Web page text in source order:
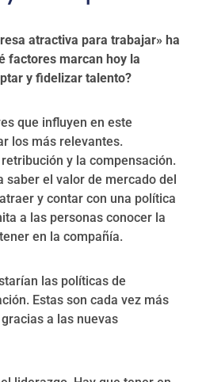
atractiva para trabajar» ha
factores marcan hoy la
y fidelizar talento?
que influyen en este
los más relevantes.
y la compensación.
saber el valor de mercado del
y contar con una política
a las personas conocer la
en la compañía.
las políticas de
Estas son cada vez más
a las nuevas